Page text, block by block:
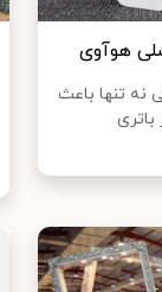
هوآوی
نه تنها باعث